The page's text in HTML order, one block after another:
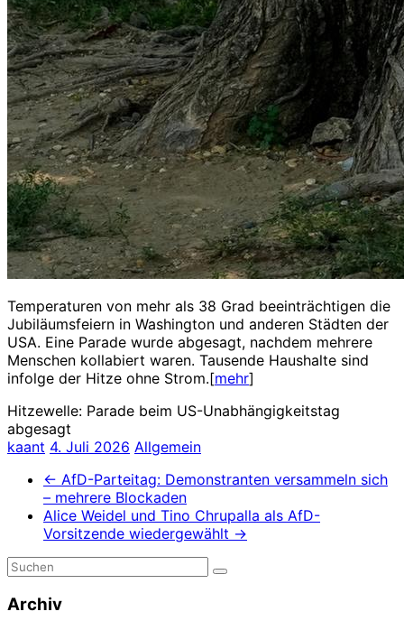
Temperaturen von mehr als 38 Grad beeinträchtigen die
Jubiläumsfeiern in Washington und anderen Städten der
USA. Eine Parade wurde abgesagt, nachdem mehrere
Menschen kollabiert waren. Tausende Haushalte sind
infolge der Hitze ohne Strom.[mehr]
Hitzewelle: Parade beim US-Unabhängigkeitstag
abgesagt
kaant 4. Juli 2026 Allgemein
← AfD-Parteitag: Demonstranten versammeln sich
– mehrere Blockaden
Alice Weidel und Tino Chrupalla als AfD-
Vorsitzende wiedergewählt →
Archiv